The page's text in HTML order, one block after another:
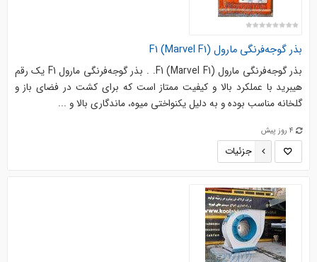
بذر گوجه‌فرنگی مارول F1 (Marvel F1)
بذر گوجه‌فرنگی مارول F1 (Marvel F1). . بذر گوجه‌فرنگی مارول F1 یک رقم
هیبرید با عملکرد بالا و کیفیت ممتاز است که برای کشت در فضای باز و
گلخانه مناسب بوده و به دلیل یکنواختی میوه، ماندگاری بالا و ...
4 روز پیش
جزئیات